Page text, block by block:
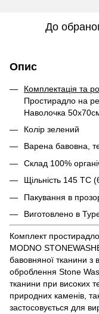
До
Опис
Комплектація та
Простирадло на
Наволочка
Колір зелений
Варена бавовна,
Склад 100%
Щільність 145 ТС
Пакування в
Виготовлено в
Комплект
MODNO
бавовняної тканини з
оброблення Stone
тканини при високих
природних каменів,
застосовується для